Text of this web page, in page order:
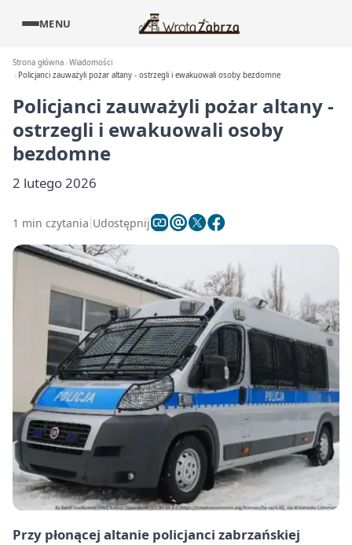
MENU
Strona główna Wiadomości
Policjanci zauważyli pożar altany - ostrzegli i ewakuowali osoby bezdomne
Policjanci zauważyli pożar altany -
ostrzegli i ewakuowali osoby
bezdomne
2 lutego 2026
1 min czytania Udostępnij
Przy płonącej altanie policjanci zabrzańskiej